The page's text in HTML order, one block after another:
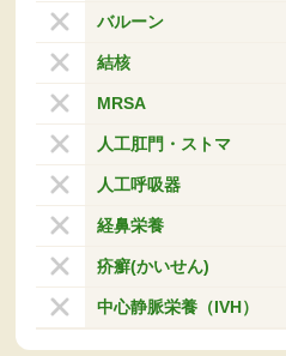
バルーン
結核
MRSA
人工肛門・ストマ
人工呼吸器
経鼻栄養
疥癬(かいせん)
中心静脈栄養（IVH）